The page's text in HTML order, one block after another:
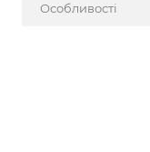
Особливості